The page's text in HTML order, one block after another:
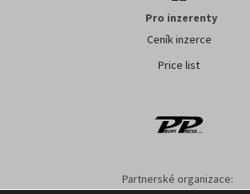
Pro inzerenty
Ceník inzerce
Price list
Partnerské organizace: